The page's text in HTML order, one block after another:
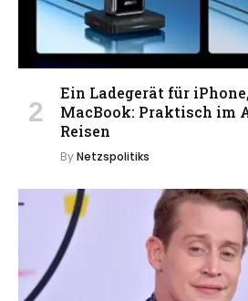
Ein Ladegerät für
MacBook: Praktisch im
Reisen
ByNetzspolitiks